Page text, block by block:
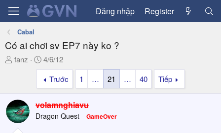
Đăng nhập Register
Cabal
Có ai chơi sv EP7 này ko ?
T
a
d
s
t
fanz
N
g
à
y
g
ử
i
4/6/12
Trước
1 … 21 … 40 Tiếp
volamnghiavu
Dragon Quest GameOver